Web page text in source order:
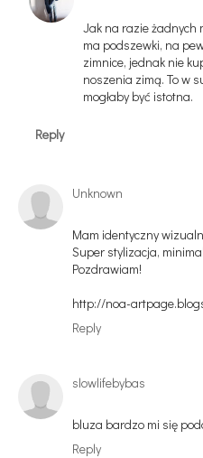
Jak na razie żadnych
ma podszewki, na
zimnice, jednak nie
noszenia zimą. To w
mogłaby być istotna.
Reply
Unknown
Mam identyczny
Super stylizacja,
Pozdrawiam!
http://noa-
Reply
slowlifebybas
bluza bardzo mi się
Reply